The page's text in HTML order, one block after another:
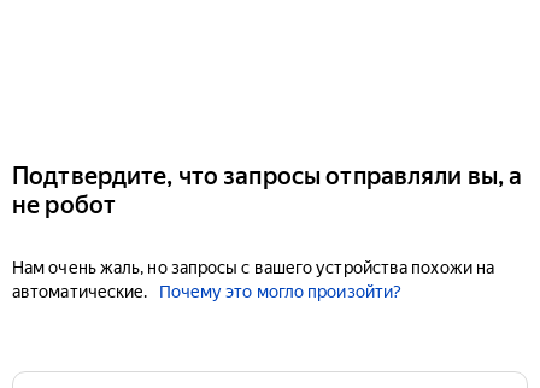
Подтвердите, что запросы отправляли вы, а
не робот
Нам очень жаль, но запросы с вашего устройства похожи на
автоматические.
Почему это могло произойти?